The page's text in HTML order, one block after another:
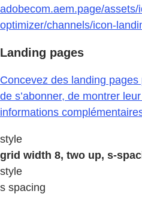
adobecom.aem.page/
optimizer/channels/icon-
Landing pages
Concevez des landing
de s’abonner, de montrer
informations
style
grid width 8, two up, s-
style
s spacing